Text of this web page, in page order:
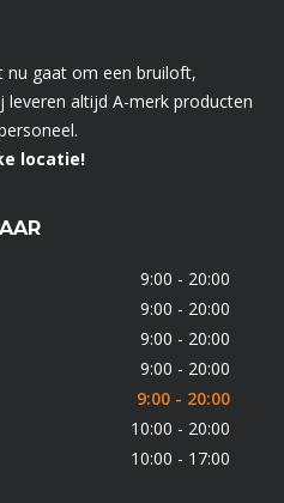
nu gaat om een bruiloft,
altijd A-merk producten
locatie!
9:00 - 20:00
9:00 - 20:00
9:00 - 20:00
9:00 - 20:00
9:00 - 20:00
10:00 - 20:00
10:00 - 17:00